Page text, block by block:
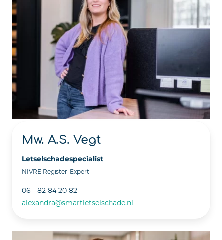
Mw. A.S. Vegt
Letselschadespecialist
NIVRE Register-Expert
06 - 82 84 20 82
alexandra@smartletselschade.nl